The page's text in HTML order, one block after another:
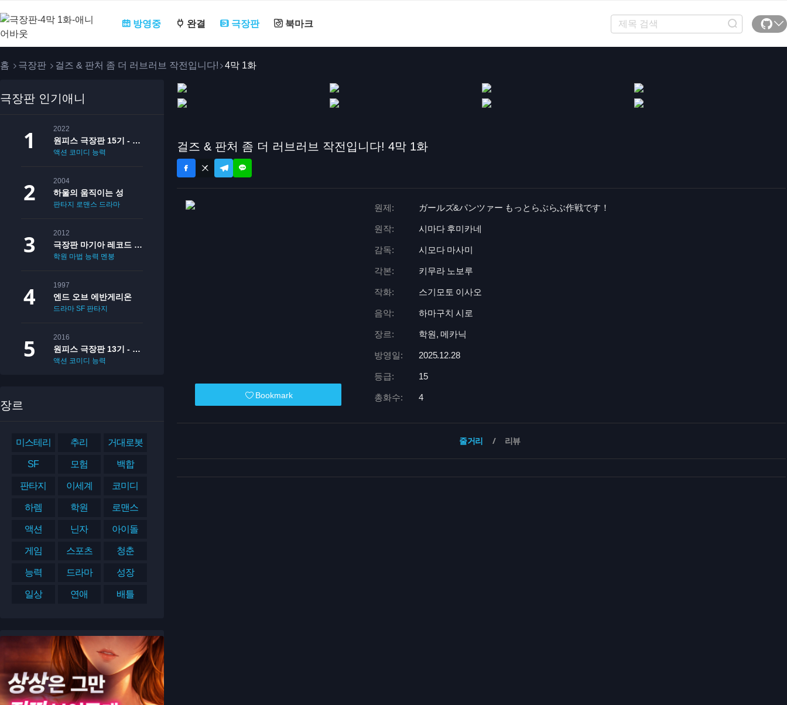
방영중 완결 극장판 북마크
홈 극장판 걸즈 & 판처 좀 더 러브러브 작전입니다! 4막 1화
극장판 인기애니
2022
원피스 극장판 15기 - 필름 레드
액션 코미디 능력
2004
하울의 움직이는 성
판타지 로맨스 드라마
2012
극장판 마기아 레코드 마법소녀 마도카☆마기카 [후편] 영원의 이야기
학원 마법 능력 멘붕
1997
엔드 오브 에반게리온
드라마 SF 판타지
2016
원피스 극장판 13기 - 필름 골드
액션 코미디 능력
장르
미스테리 추리 거대로봇
SF 모험 백합
판타지 이세계 코미디
하렘 학원 로맨스
액션 닌자 아이돌
게임 스포츠 청춘
능력 드라마 성장
일상 연애 배틀
걸즈 & 판처 좀 더 러브러브 작전입니다! 4막 1화
Bookmark
원제: ガールズ&パンツァー もっとらぶらぶ作戦です！
원작: 시마다 후미카네
감독: 시모다 마사미
각본: 키무라 노보루
작화: 스기모토 이사오
음악: 하마구치 시로
장르: 학원, 메카닉
방영일: 2025.12.28
등급: 15
총화수: 4
줄거리 리뷰